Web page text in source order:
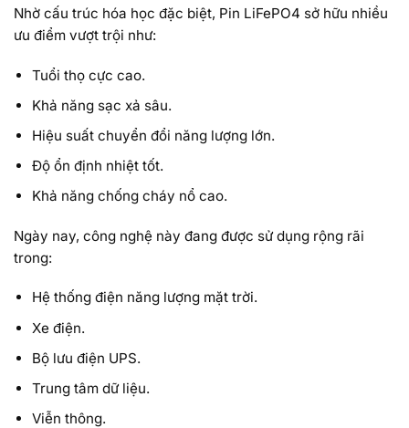
Nhờ cấu trúc hóa học đặc biệt, Pin LiFePO4 sở hữu nhiều
ưu điểm vượt trội như:
Tuổi thọ cực cao.
Khả năng sạc xả sâu.
Hiệu suất chuyển đổi năng lượng lớn.
Độ ổn định nhiệt tốt.
Khả năng chống cháy nổ cao.
Ngày nay, công nghệ này đang được sử dụng rộng rãi
trong:
Hệ thống điện năng lượng mặt trời.
Xe điện.
Bộ lưu điện UPS.
Trung tâm dữ liệu.
Viễn thông.